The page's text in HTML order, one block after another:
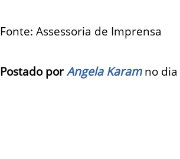
Fonte: Assessoria de Imprensa
Postado porAngela Karam no